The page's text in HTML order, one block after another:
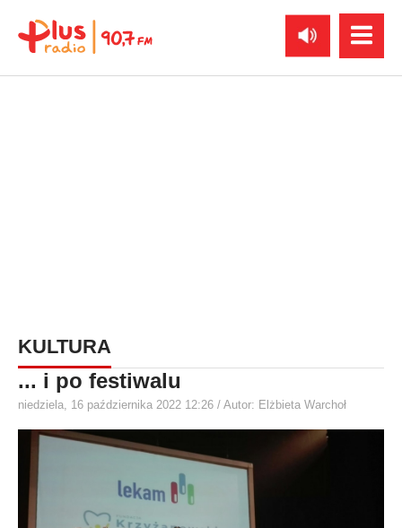
KULTURA
... i po festiwalu
niedziela, 16 października 2022 12:26 / Autor: Elżbieta Warchoł